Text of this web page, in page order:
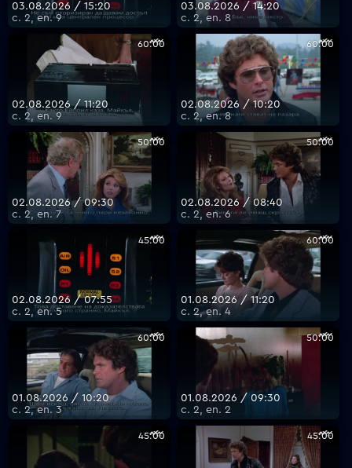
03.08.2026 / 15:20
с. 2, еп. 9
03.08.2026 / 14:20
с. 2, еп. 8
60:00
02.08.2026 / 11:20
с. 2, еп. 9
60:00
02.08.2026 / 10:20
с. 2, еп. 8
50:00
02.08.2026 / 09:30
с. 2, еп. 7
50:00
02.08.2026 / 08:40
с. 2, еп. 6
45:00
02.08.2026 / 07:55
с. 2, еп. 5
60:00
01.08.2026 / 11:20
с. 2, еп. 4
60:00
01.08.2026 / 10:20
с. 2, еп. 3
50:00
01.08.2026 / 09:30
с. 2, еп. 2
45:00 45:00